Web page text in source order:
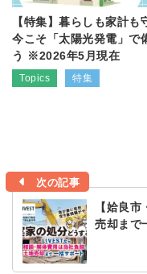
【特集】暮らしも家計も
今こそ「太陽光発電」で
う ※2026年5月現在
Topics 特集
次の記事
【姶良
売却まで